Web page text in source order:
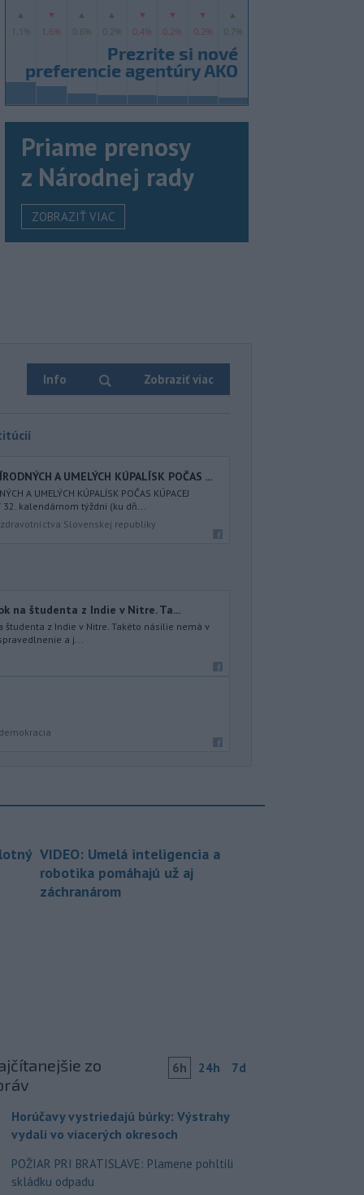
Priame prenosy
z Národnej rady
ZOBRAZIŤ VIAC
Info Zobraziť viac
A UMELÝCH KÚPALÍSK POČAS ...
A UMELÝCH KÚPALÍSK POČAS KÚPACEJ
32. kalendárnom týždni (ku dň...
Slovenskej republiky
na študenta z Indie v Nitre. Ta...
študenta z Indie v Nitre. Takéto násilie nemá v
a j...
VIDEO: Umelá inteligencia a
robotika pomáhajú už aj
záchranárom
zo
6h 24h 7d
Horúčavy vystriedajú búrky: Výstrahy
vydali vo viacerých okresoch
POŽIAR PRI BRATISLAVE: Plamene pohltili
skládku odpadu